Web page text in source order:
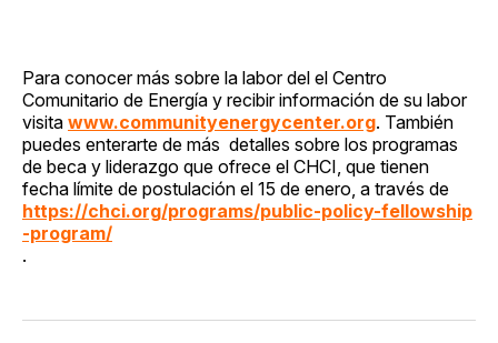
Para conocer más sobre la labor del el Centro
Comunitario de Energía y recibir información de su labor
visita www.communityenergycenter.org. También
puedes enterarte de más detalles sobre los programas
de beca y liderazgo que ofrece el CHCI, que tienen
fecha límite de postulación el 15 de enero, a través de
https://chci.org/programs/public-policy-fellowship
-program/
.